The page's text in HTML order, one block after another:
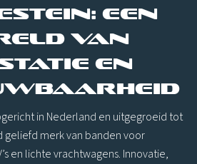
een
van
en
in Nederland en uitgegroeid tot
merk van banden voor
en lichte vrachtwagens. Innovatie,